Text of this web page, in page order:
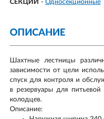
СЕКЦИИ - Односекционные
ОПИСАНИЕ
Шахтные лестницы
зависимости от цели
спуск для контроля и
в резервуары для
колодцев.
Описание: